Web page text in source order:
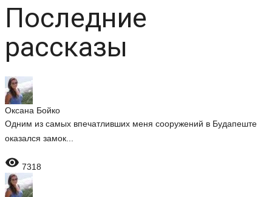
Последние
рассказы
Оксана Бойко
Одним из самых впечатливших меня сооружений в Будапеште
оказался замок...
 7318